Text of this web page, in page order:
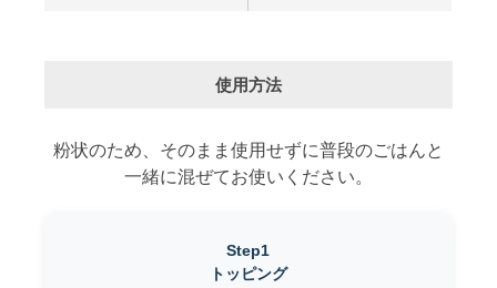
使用方法
粉状のため、そのまま使用せずに普段のごはんと
一緒に混ぜてお使いください。
Step1
トッピング